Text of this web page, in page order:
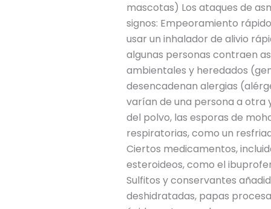
mascotas) Los ataques de
signos: Empeoramiento
usar un inhalador de alivio
algunas personas contraen
ambientales y heredados
desencadenan alergias
varían de una persona a otra
del polvo, las esporas de
respiratorias, como un
Ciertos medicamentos,
esteroideos, como el
Sulfitos y conservantes
deshidratadas, papas